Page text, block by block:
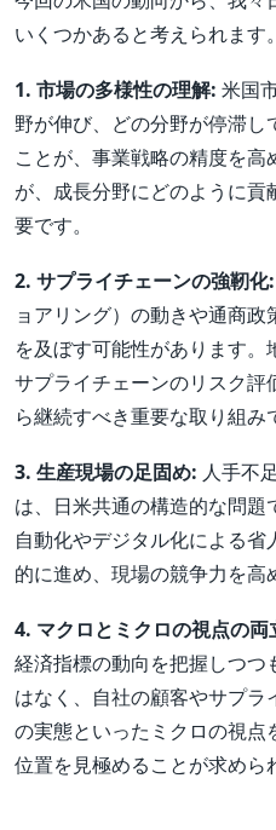
いくつかあると考えられます。
1. 市場の多様性の理解: 米国
野が伸び、どの分野が停滞し
ことが、事業戦略の精度を
が、成長分野にどのように
要です。
2. サプライチェーンの強靭化:
ョアリング）の動きや通商
を及ぼす可能性があります。
サプライチェーンのリスク
ら継続すべき重要な取り組み
3. 生産現場の足固め: 人手不
は、日米共通の構造的な問題
自動化やデジタル化による
的に進め、現場の競争力を高
4. マクロとミクロの視点の両
経済指標の動向を把握しつ
はなく、自社の顧客やサプ
の実態といったミクロの視点
位置を見極めることが求めら